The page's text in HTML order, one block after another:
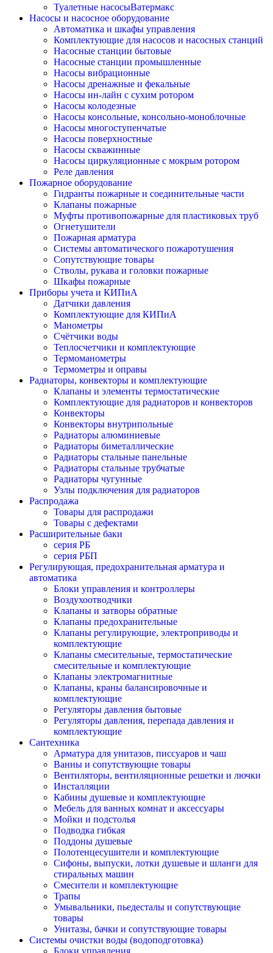
Туалетные насосыВатермакс
Насосы и насосное оборудование
Автоматика и шкафы управления
Комплектующие для насосов и насосных станций
Насосные станции бытовые
Насосные станции промышленные
Насосы вибрационные
Насосы дренажные и фекальные
Насосы ин-лайн с сухим ротором
Насосы колодезные
Насосы консольные, консольно-моноблочные
Насосы многоступенчатые
Насосы поверхностные
Насосы скважинные
Насосы циркуляционные с мокрым ротором
Реле давления
Пожарное оборудование
Гидранты пожарные и соединительные части
Клапаны пожарные
Муфты противопожарные для пластиковых труб
Огнетушители
Пожарная арматура
Системы автоматического пожаротушения
Сопутствующие товары
Стволы, рукава и головки пожарные
Шкафы пожарные
Приборы учета и КИПиА
Датчики давления
Комплектующие для КИПиА
Манометры
Счётчики воды
Теплосчетчики и комплектующие
Термоманометры
Термометры и оправы
Радиаторы, конвекторы и комплектующие
Клапаны и элементы термостатические
Комплектующие для радиаторов и конвекторов
Конвекторы
Конвекторы внутрипольные
Радиаторы алюминиевые
Радиаторы биметаллические
Радиаторы стальные панельные
Радиаторы стальные трубчатые
Радиаторы чугунные
Узлы подключения для радиаторов
Распродажа
Товары для распродажи
Товары с дефектами
Расширительные баки
серия РБ
серия РБП
Регулирующая, предохранительная арматура и
автоматика
Блоки управления и контроллеры
Воздухоотводчики
Клапаны и затворы обратные
Клапаны предохранительные
Клапаны регулирующие, электроприводы и
комплектующие
Клапаны смесительные, термостатические
смесительные и комплектующие
Клапаны электромагнитные
Клапаны, краны балансировочные и
комплектующие
Регуляторы давления бытовые
Регуляторы давления, перепада давления и
комплектующие
Сантехника
Арматура для унитазов, писсуаров и чаш
Ванны и сопутствующие товары
Вентиляторы, вентиляционные решетки и лючки
Инсталляции
Кабины душевые и комплектующие
Мебель для ванных комнат и аксессуары
Мойки и подстолья
Подводка гибкая
Поддоны душевые
Полотенцесушители и комплектующие
Сифоны, выпуски, лотки душевые и шланги для
стиральных машин
Смесители и комплектующие
Трапы
Умывальники, пьедесталы и сопутствующие
товары
Унитазы, бачки и сопутствующие товары
Системы очистки воды (водоподготовка)